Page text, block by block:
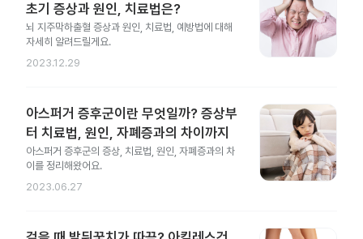
초기 증상과 원인, 치료법은?
뇌 지주막하출혈 증상과 원인, 치료법, 예방법에 대해
자세히 알려드릴게요.
2023.12.29
아스퍼거 증후군이란 무엇일까? 증상부
터 치료법, 원인, 자폐증과의 차이까지
아스퍼거 증후군의 증상, 치료법, 원인, 자폐증과의 차
이를 정리해왔어요.
2023.06.27